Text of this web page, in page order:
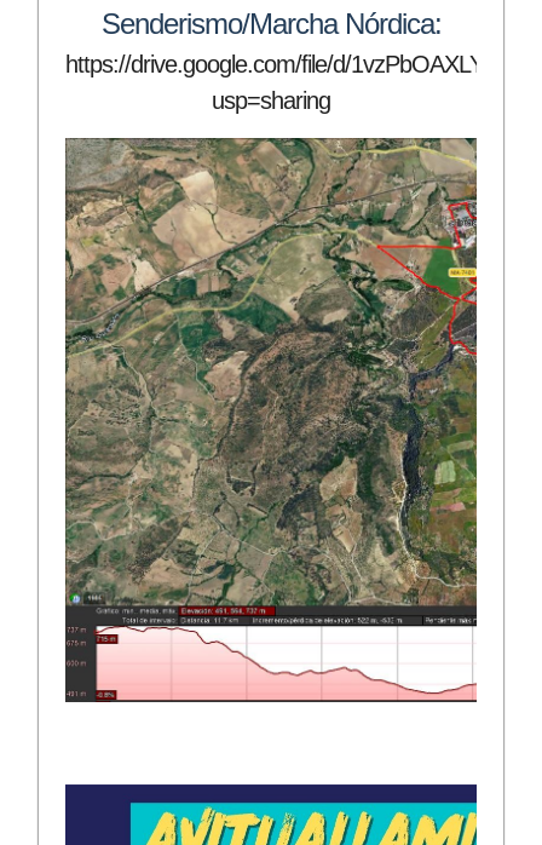
Senderismo/Marcha Nórdica:
https://drive.google.com/file/d/
usp=sharing